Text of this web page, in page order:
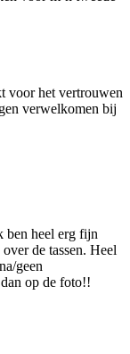
voor het vertrouwen
verwelkomen bij
ben heel erg fijn
de tassen. Heel
geen
op de foto!!